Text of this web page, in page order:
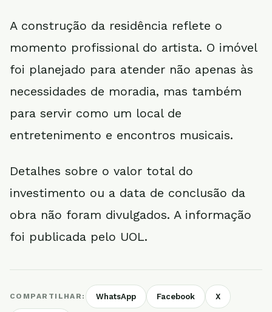
A construção da residência reflete o
momento profissional do artista. O imóvel
foi planejado para atender não apenas às
necessidades de moradia, mas também
para servir como um local de
entretenimento e encontros musicais.
Detalhes sobre o valor total do
investimento ou a data de conclusão da
obra não foram divulgados. A informação
foi publicada pelo UOL.
COMPARTILHAR: WhatsApp Facebook X